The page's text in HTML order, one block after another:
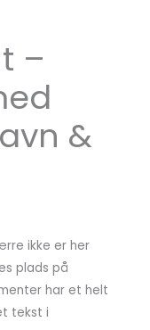
–
&
ikke er her
plads på
har et helt
tekst i